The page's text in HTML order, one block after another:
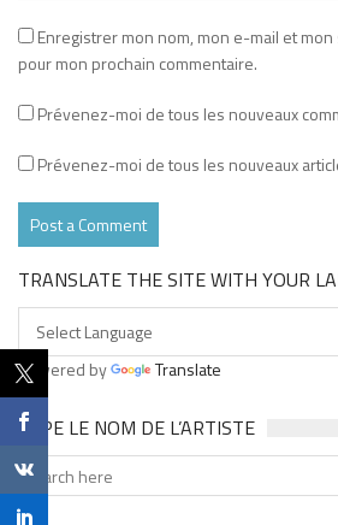
Enregistrer mon nom, mon e-mail et
pour mon prochain commentaire.
Prévenez-moi de tous les nouveaux
Prévenez-moi de tous les nouveaux
TRANSLATE THE SITE WITH YOUR
Powered by Translate
TAPE LE NOM DE L’ARTISTE